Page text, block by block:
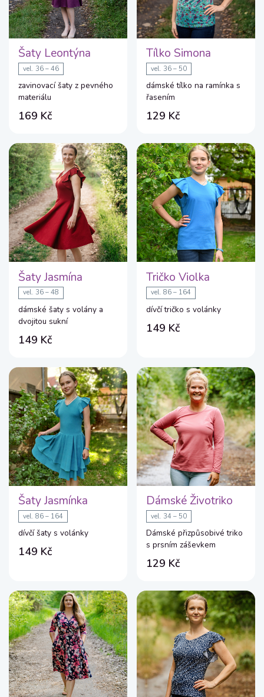
Šaty Leontýna
vel. 36 – 46
zavinovací šaty z pevného
materiálu
169 Kč
Tílko Simona
vel. 36 – 50
dámské tílko na ramínka s
řasením
129 Kč
Šaty Jasmína
vel. 36 – 48
dámské šaty s volány a
dvojitou sukní
149 Kč
Tričko Violka
vel. 86 – 164
dívčí tričko s volánky
149 Kč
Šaty Jasmínka
vel. 86 – 164
dívčí šaty s volánky
149 Kč
Dámské Životriko
vel. 34 – 50
Dámské přizpůsobivé triko
s prsním záševkem
129 Kč